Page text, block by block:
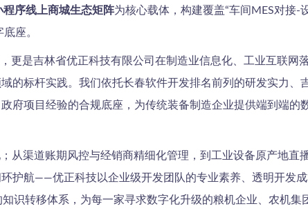
序线上商城生态矩阵为核心载体，构建覆盖“车间MES对接-
座。
更是吉林省优正科技有限公司在制造业信息化、工业互联网
的标杆实践。我们依托长春软件开发排名前列的研发实力、
府项目经验的合规底座，为传统装备制造企业提供端到端的
从渠道账期风控与经销商精细化管理，到工业设备原产地直
护航——优正科技以企业级开发团队的专业素养、透明开发
识转移体系，为每一家寻求数字化升级的粮机企业、农机集